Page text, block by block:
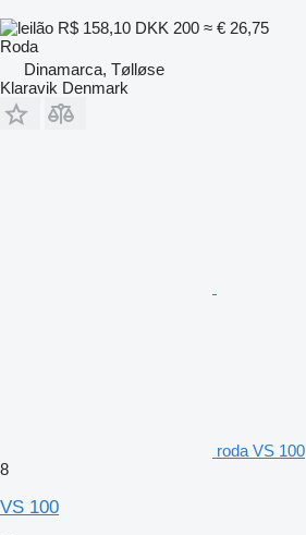
R$ 158,10 DKK 200 ≈ € 26,75
Roda
Dinamarca, Tølløse
Klaravik Denmark
roda VS 100
8
VS 100